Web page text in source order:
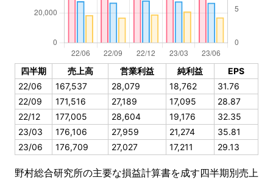
四半期 売上高 営業利益 純利益
EPS
22/06
167,537 28,079 18,762
31.76
22/09
171,516 27,189 17,095
28.87
22/12
177,005 28,604 19,176
32.35
23/03
176,106 27,959 21,274
35.81
23/06
176,709 27,027 17,211 29.13
野村総合研究所の主要な損益計算書を成す四半期別売上